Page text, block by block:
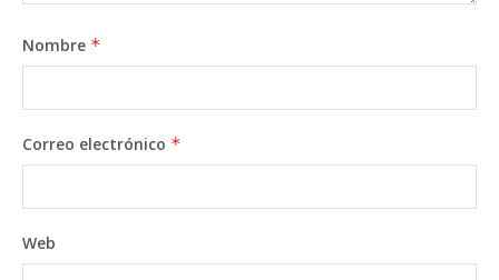
Nombre *
Correo electrónico *
Web